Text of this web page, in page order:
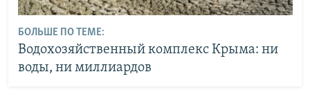
БОЛЬШЕ ПО ТЕМЕ:
Водохозяйственный комплекс Крыма: ни
воды, ни миллиардов